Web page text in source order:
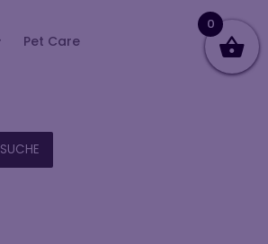
Pet Care
SUCHE
0